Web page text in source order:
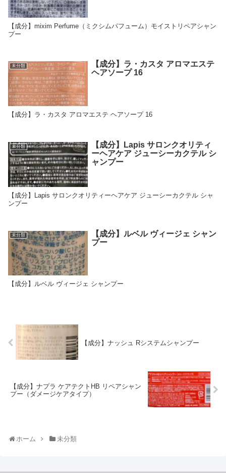
【成分】mixim Perfume（ミクシムパフューム）モイストリペアシャン
プー
未分類
【成分】ラ・カスタ アロマエステ
ヘアソープ 16
【成分】ラ・カスタ アロマエステ ヘアソープ 16
未分類
【成分】Lapis サロンクオリティ
ーヘアケア ジューシーカクテル シ
ャンプー
【成分】Lapis サロンクオリティーヘアケア ジューシーカクテル シャ
ンプー
未分類
【成分】ルベル ヴィージェ シャン
プー
【成分】ルベル ヴィージェ シャンプー
【成分】ナッシュ Rシステムシャンプー
【成分】ナプラ ケアテクトHB リペアシャン
プー（ダメージケアタイプ）
ホーム 未分類